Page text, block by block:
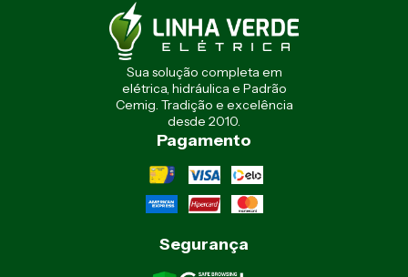
Sua solução completa em
elétrica, hidráulica e Padrão
Cemig. Tradição e excelência
desde 2010.
Pagamento
Segurança